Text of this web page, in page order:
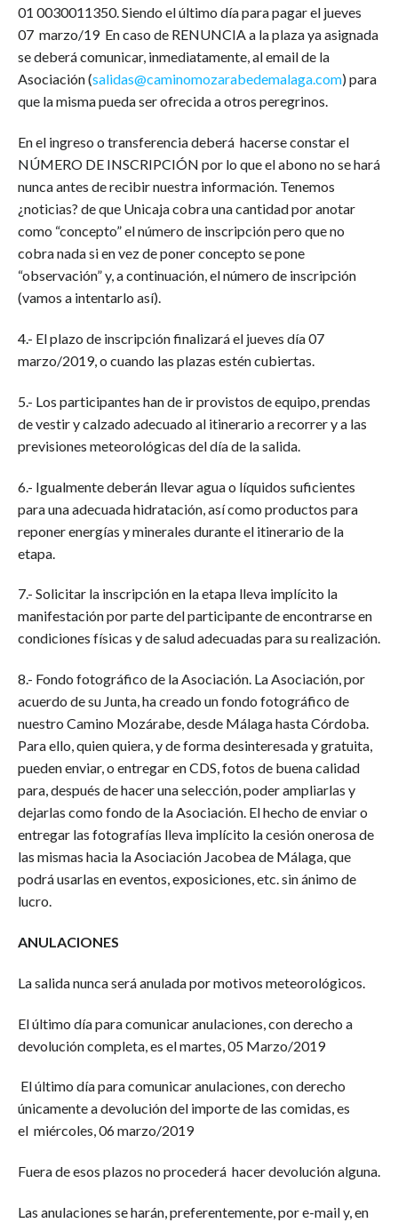
01 0030011350. Siendo el último día para pagar el jueves
07 marzo/19 En caso de RENUNCIA a la plaza ya asignada
se deberá comunicar, inmediatamente, al email de la
Asociación (salidas@caminomozarabedemalaga.com) para
que la misma pueda ser ofrecida a otros peregrinos.
En el ingreso o transferencia deberá hacerse constar el
NÚMERO DE INSCRIPCIÓN por lo que el abono no se hará
nunca antes de recibir nuestra información. Tenemos
¿noticias? de que Unicaja cobra una cantidad por anotar
como “concepto” el número de inscripción pero que no
cobra nada si en vez de poner concepto se pone
“observación” y, a continuación, el número de inscripción
(vamos a intentarlo así).
4.- El plazo de inscripción finalizará el jueves día 07
marzo/2019, o cuando las plazas estén cubiertas.
5.- Los participantes han de ir provistos de equipo, prendas
de vestir y calzado adecuado al itinerario a recorrer y a las
previsiones meteorológicas del día de la salida.
6.- Igualmente deberán llevar agua o líquidos suficientes
para una adecuada hidratación, así como productos para
reponer energías y minerales durante el itinerario de la
etapa.
7.- Solicitar la inscripción en la etapa lleva implícito la
manifestación por parte del participante de encontrarse en
condiciones físicas y de salud adecuadas para su realización.
8.- Fondo fotográfico de la Asociación. La Asociación, por
acuerdo de su Junta, ha creado un fondo fotográfico de
nuestro Camino Mozárabe, desde Málaga hasta Córdoba.
Para ello, quien quiera, y de forma desinteresada y gratuita,
pueden enviar, o entregar en CDS, fotos de buena calidad
para, después de hacer una selección, poder ampliarlas y
dejarlas como fondo de la Asociación. El hecho de enviar o
entregar las fotografías lleva implícito la cesión onerosa de
las mismas hacia la Asociación Jacobea de Málaga, que
podrá usarlas en eventos, exposiciones, etc. sin ánimo de
lucro.
ANULACIONES
La salida nunca será anulada por motivos meteorológicos.
El último día para comunicar anulaciones, con derecho a
devolución completa, es el martes, 05 Marzo/2019
El último día para comunicar anulaciones, con derecho
únicamente a devolución del importe de las comidas, es
el miércoles, 06 marzo/2019
Fuera de esos plazos no procederá hacer devolución alguna.
Las anulaciones se harán, preferentemente, por e-mail y, en